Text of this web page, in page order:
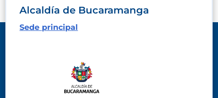
Alcaldía de Bucaramanga
Sede principal